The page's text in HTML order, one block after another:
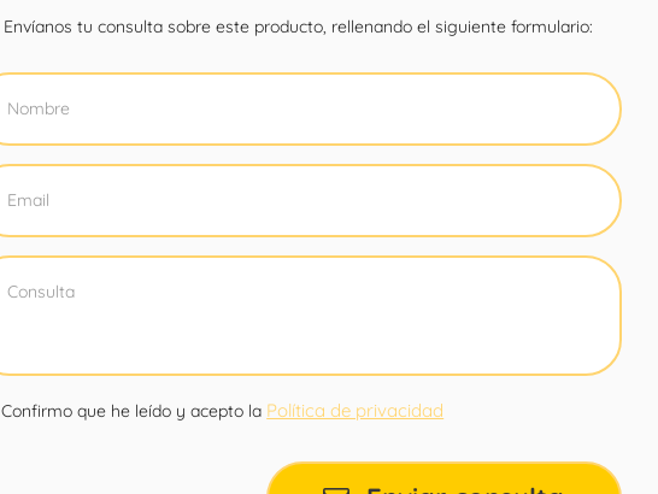
Envíanos tu consulta sobre este producto, rellenando el siguiente formulario:
Confirmo que he leído y acepto la Política de privacidad